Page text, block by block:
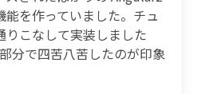
を作っていました。チュ
りこなして実装しました
分で四苦八苦したのが印象